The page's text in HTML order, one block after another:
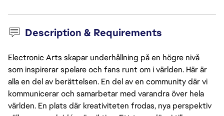
Description & Requirements
Electronic Arts skapar underhållning på en högre nivå
som inspirerar spelare och fans runt om i världen. Här är
alla en del av berättelsen. En del av en community där vi
kommunicerar och samarbetar med varandra över hela
världen. En plats där kreativiteten frodas, nya perspektiv